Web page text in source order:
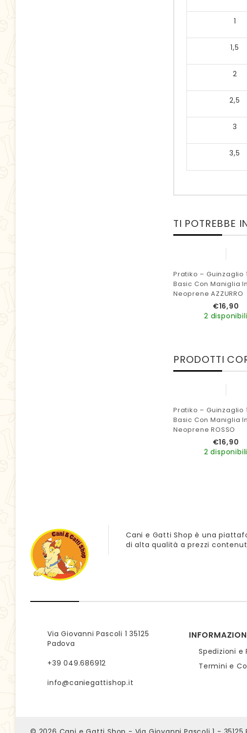
1
1,5
2
2,5
3
3,5
TI POTREBBE
Pratiko – Guinzaglio
Basic Con Maniglia In
Neoprene AZZURRO
€16,90
2 disponibili
PRODOTTI
Pratiko – Guinzaglio
Basic Con Maniglia In
Neoprene ROSSO
€16,90
2 disponibili
Cani e Gatti Shop è una
di alta qualità a prezzi
Via Giovanni Pascoli 1 35125
Padova
+39 049.686912
info@caniegattishop.it
Spedizioni e
Termini e